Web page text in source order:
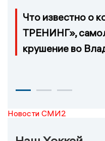
Что известно о
ТРЕНИНГ»,
крушение во
Новости СМИ2